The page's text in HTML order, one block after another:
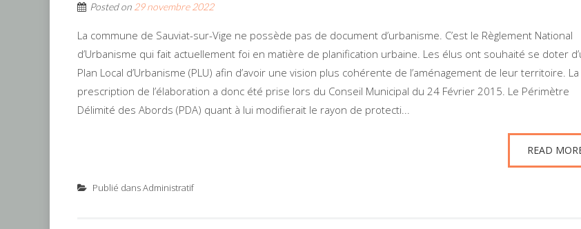
Posted on 29 novembre 2022
La commune de Sauviat-sur-Vige ne possède pas de document d’urbanisme. C’est le Règlement National
d’Urbanisme qui fait actuellement foi en matière de planification urbaine. Les élus ont souhaité se doter
Plan Local d’Urbanisme (PLU) afin d’avoir une vision plus cohérente de l’aménagement de leur territoire. La
prescription de l’élaboration a donc été prise lors du Conseil Municipal du 24 Février 2015. Le Périmètre
Délimité des Abords (PDA) quant à lui modifierait le rayon de protecti...
READ
Publié dansAdministratif